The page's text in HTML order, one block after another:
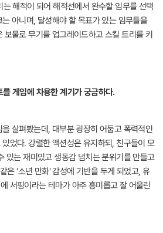
해적이 되어 해적선에서 완수할 임무를 선택
아니며, 달성해야 할 목표가 있는 임무들을
보물로 무기를 업그레이드하고 스킬 트리를 키
게임에 차용한 계기가 궁금하다.
살펴봤는데, 대부분 굉장히 어둡고 폭력적인
었다. 강렬한 액션성은 유지하되, 친구들이 모
있는 재미있고 생동감 넘치는 분위기를 만들고
은 '소년 만화' 감성에 기반을 두게 되었고, 유
서핑이라는 테마가 아주 흥미롭고 잘 어울린